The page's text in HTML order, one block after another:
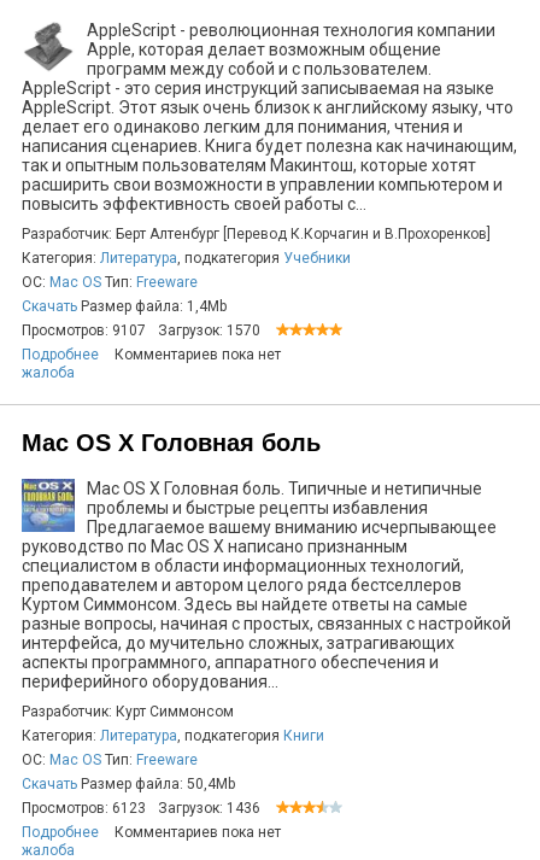
AppleScript - революционная технология компании
Apple, которая делает возможным общение
программ между собой и с пользователем.
AppleScript - это серия инструкций записываемая на языке
AppleScript. Этот язык очень близок к английскому языку, что
делает его одинаково легким для понимания, чтения и
написания сценариев. Книга будет полезна как начинающим,
так и опытным пользователям Макинтош, которые хотят
расширить свои возможности в управлении компьютером и
повысить эффективность своей работы с...
Разработчик: Берт Алтенбург [Перевод К.Корчагин и В.Прохоренков]
Категория: Литература, подкатегория Учебники
ОС: Mac OS Тип: Freeware
Скачать Размер файла: 1,4Mb
Просмотров: 9107
Загрузок: 1570
Подробнее
Комментариев пока нет
жалоба
Mac OS X Головная боль
Mac OS X Головная боль. Типичные и нетипичные
проблемы и быстрые рецепты избавления
Предлагаемое вашему вниманию исчерпывающее
руководство по Mac OS X написано признанным
специалистом в области информационных технологий,
преподавателем и автором целого ряда бестселлеров
Куртом Симмонсом. Здесь вы найдете ответы на самые
разные вопросы, начиная с простых, связанных с настройкой
интерфейса, до мучительно сложных, затрагивающих
аспекты программного, аппаратного обеспечения и
периферийного оборудования...
Разработчик: Курт Симмонсом
Категория: Литература, подкатегория Книги
ОС: Mac OS Тип: Freeware
Скачать Размер файла: 50,4Mb
Просмотров: 6123
Загрузок: 1436
Подробнее
Комментариев пока нет
жалоба